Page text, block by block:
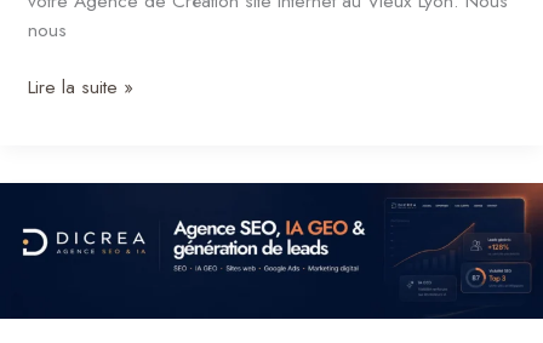
nous
Lire la suite »
web
La
Dieu